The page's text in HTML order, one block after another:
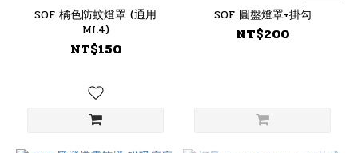
SOF 橘色防蚊燈罩 (通用
ML4)
NT$150
SOF 圓盤燈罩+掛勾
NT$200